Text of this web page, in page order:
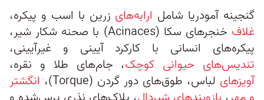
گنجینه آمودریا شامل ارابه‌های زرین با اسب و پیکره،
غلاف
خنجرهای سکا (Acinaces) با صحنه شکار شیر،
پیکره‌های انسانی با کارکرد آیینی و غیرآیینی،
تندیس‌های حیوانی کوچک، جام‌های طلا و نقره،
آویزهای لباس، طوق‌های دور گردن (Torque)،
انگشتر